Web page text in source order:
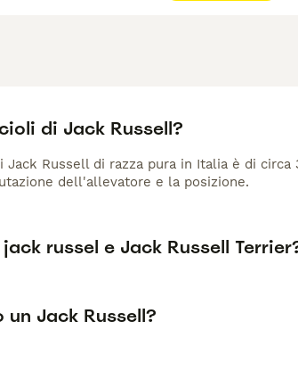
di Jack Russell?
Russell di razza pura in Italia è di
dell'allevatore e la posizione.
russel e Jack Russell
Jack Russell?